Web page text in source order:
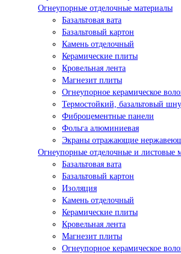
Огнеупорные отделочные материалы
Базальтовая вата
Базальтовый картон
Камень отделочный
Керамические плиты
Кровельная лента
Магнезит плиты
Огнеупорное керамическое
Термостойкий, базальтовый
Фиброцементные панели
Фольга алюминиевая
Экраны отражающие
Огнеупорные отделочные и листовые
Базальтовая вата
Базальтовый картон
Изоляция
Камень отделочный
Керамические плиты
Кровельная лента
Магнезит плиты
Огнеупорное керамическое